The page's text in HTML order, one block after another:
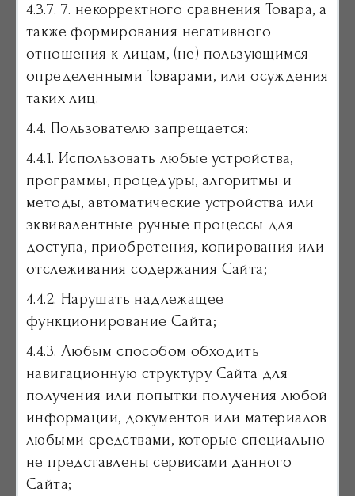
4.3.7. 7. некорректного сравнения Товара, а
также формирования негативного
отношения к лицам, (не) пользующимся
определенными Товарами, или осуждения
таких лиц.
4.4. Пользователю запрещается:
4.4.1. Использовать любые устройства,
программы, процедуры, алгоритмы и
методы, автоматические устройства или
эквивалентные ручные процессы для
доступа, приобретения, копирования или
отслеживания содержания Сайта;
4.4.2. Нарушать надлежащее
функционирование Сайта;
4.4.3. Любым способом обходить
навигационную структуру Сайта для
получения или попытки получения любой
информации, документов или материалов
любыми средствами, которые специально
не представлены сервисами данного
Сайта;